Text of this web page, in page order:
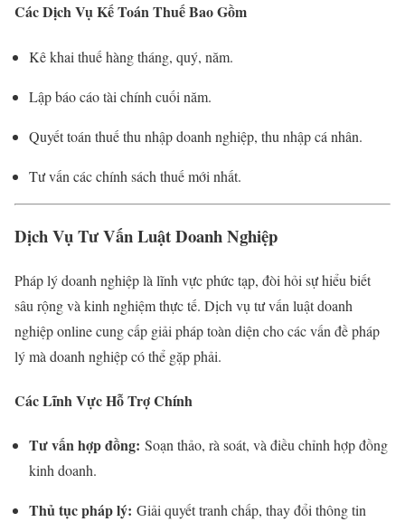
Các Dịch Vụ Kế Toán Thuế Bao Gồm
Kê khai thuế hàng tháng, quý, năm.
Lập báo cáo tài chính cuối năm.
Quyết toán thuế thu nhập doanh nghiệp, thu nhập cá nhân.
Tư vấn các chính sách thuế mới nhất.
Dịch Vụ Tư Vấn Luật Doanh Nghiệp
Pháp lý doanh nghiệp là lĩnh vực phức tạp, đòi hỏi sự hiểu biết
sâu rộng và kinh nghiệm thực tế. Dịch vụ tư vấn luật doanh
nghiệp online cung cấp giải pháp toàn diện cho các vấn đề pháp
lý mà doanh nghiệp có thể gặp phải.
Các Lĩnh Vực Hỗ Trợ Chính
Tư vấn hợp đồng: Soạn thảo, rà soát, và điều chỉnh hợp đồng
kinh doanh.
Thủ tục pháp lý: Giải quyết tranh chấp, thay đổi thông tin